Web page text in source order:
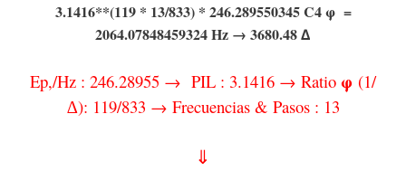
3.1416**(119 * 13/833) * 246.289550345 C4 φ =
2064.07848459324 Hz → 3680.48∆
Ep,/Hz : 246.28955 → PIL : 3.1416 → Ratio φ (1/
∆): 119/833 → Frecuencias & Pasos : 13
⇓